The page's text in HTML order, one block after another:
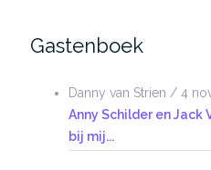
Gastenboek
Danny van Strien / 4
Anny Schilder en Jack
bij mij...